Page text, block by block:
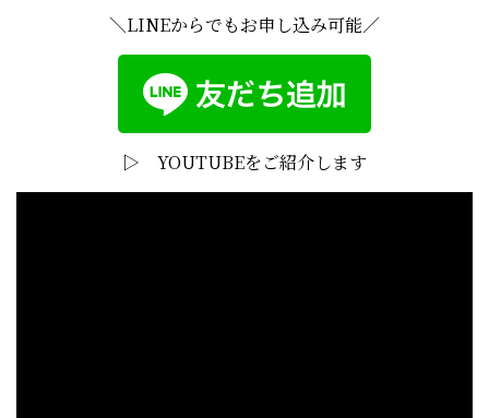
＼LINEからでもお申し込み可能／
▷ YOUTUBEをご紹介します